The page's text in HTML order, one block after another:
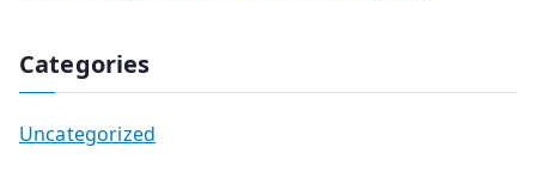
Categories
Uncategorized